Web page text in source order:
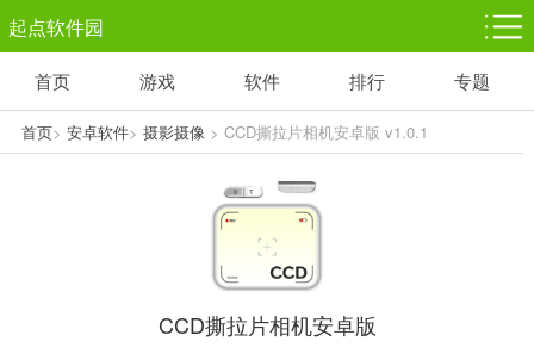
起点软件园
塔防游戏
1千+款游戏
休闲益智
1万+款游戏
体育竞技
5百+款游戏
赛车竞速
3百+款游戏
首页 游戏 软件 排行 专题
首页> 安卓软件> 摄影摄像> CCD撕拉片相机安卓版 v1.0.1
CCD撕拉片相机安卓版